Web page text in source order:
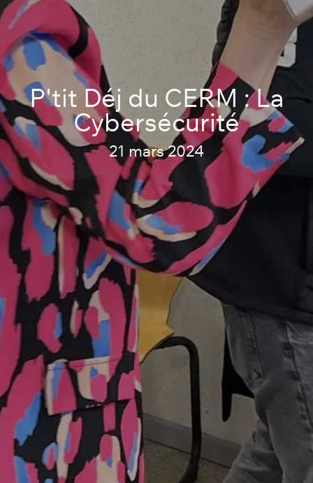
P'tit Déj du CERM : La
Cybersécurité
21 mars 2024